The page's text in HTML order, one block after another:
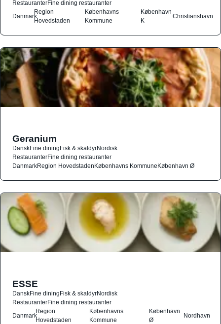
RestauranterFine dining restauranter
Danmark
Region
Hovedstaden
Københavns
Kommune
København
K
Christianshavn
Geranium
DanskFine diningFisk & skaldyrNordisk
RestauranterFine dining restauranter
DanmarkRegion HovedstadenKøbenhavns KommuneKøbenhavn Ø
ESSE
DanskFine diningFisk & skaldyrNordisk
RestauranterFine dining restauranter
Danmark
Region
Hovedstaden
Københavns
Kommune
København
Ø
Nordhavn